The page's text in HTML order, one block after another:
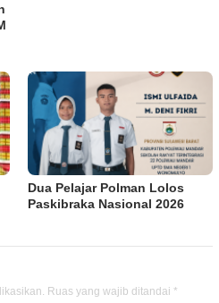
Dua Pelajar Polman Lolos
Paskibraka Nasional 2026
Ruas yang wajib ditandai *